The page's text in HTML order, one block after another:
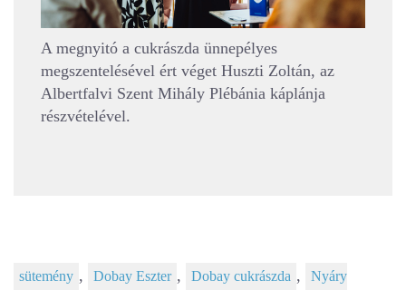
A megnyitó a cukrászda ünnepélyes
megszentelésével ért véget Huszti Zoltán, az
Albertfalvi Szent Mihály Plébánia káplánja
részvételével.
sütemény , Dobay Eszter , Dobay cukrászda , Nyáry